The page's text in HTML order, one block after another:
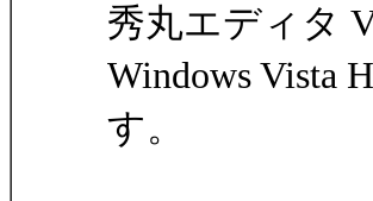
秀丸エディタ
Windows Vista
す。